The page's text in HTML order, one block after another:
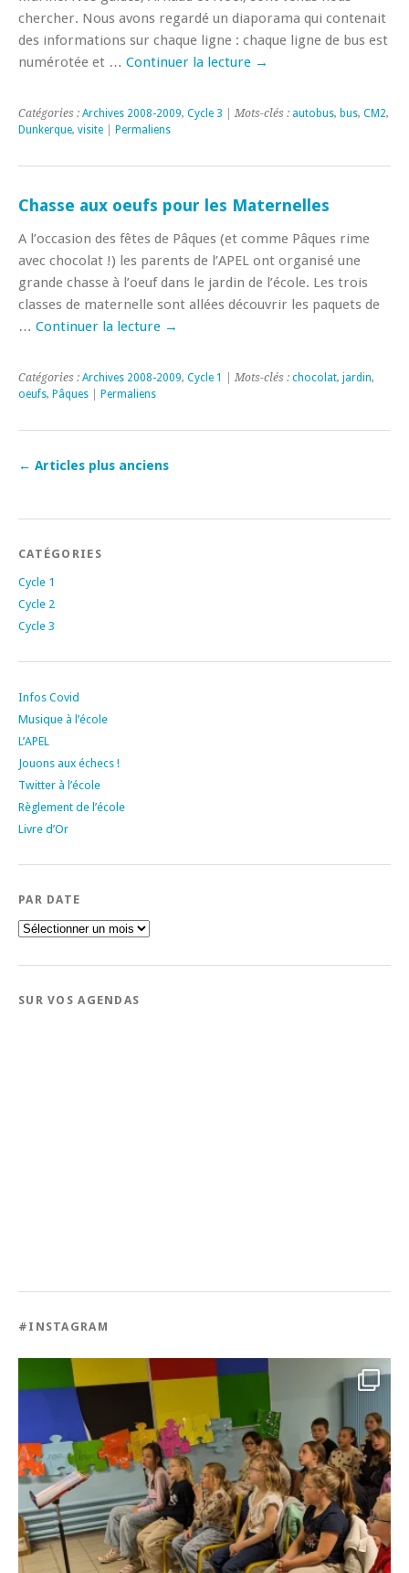
chercher. Nous avons regardé un diaporama qui contenait
des informations sur chaque ligne : chaque ligne de bus est
numérotée et … Continuer la lecture →
Catégories : Archives 2008-2009, Cycle 3 | Mots-clés : autobus, bus, CM2,
Dunkerque, visite Permaliens
Chasse aux oeufs pour les Maternelles
A l’occasion des fêtes de Pâques (et comme Pâques rime
avec chocolat !) les parents de l’APEL ont organisé une
grande chasse à l’oeuf dans le jardin de l’école. Les trois
classes de maternelle sont allées découvrir les paquets de
… Continuer la lecture →
Catégories : Archives 2008-2009, Cycle 1 | Mots-clés : chocolat, jardin,
oeufs, Pâques Permaliens
← Articles plus anciens
CATÉGORIES
Cycle 1
Cycle 2
Cycle 3
Infos Covid
Musique à l’école
L’APEL
Jouons aux échecs !
Twitter à l’école
Règlement de l’école
Livre d’Or
PAR DATE
Par
date
SUR VOS AGENDAS
#INSTAGRAM